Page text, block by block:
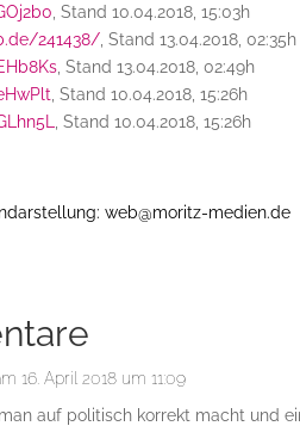
, Stand 10.04.2018, 15:03h
241438/ , Stand 13.04.2018, 02:35h
, Stand 13.04.2018, 02:49h
, Stand 10.04.2018, 15:26h
, Stand 10.04.2018, 15:26h
web@moritz-medien.de
16. April 2018 um 11:09
auf politisch korrekt macht und